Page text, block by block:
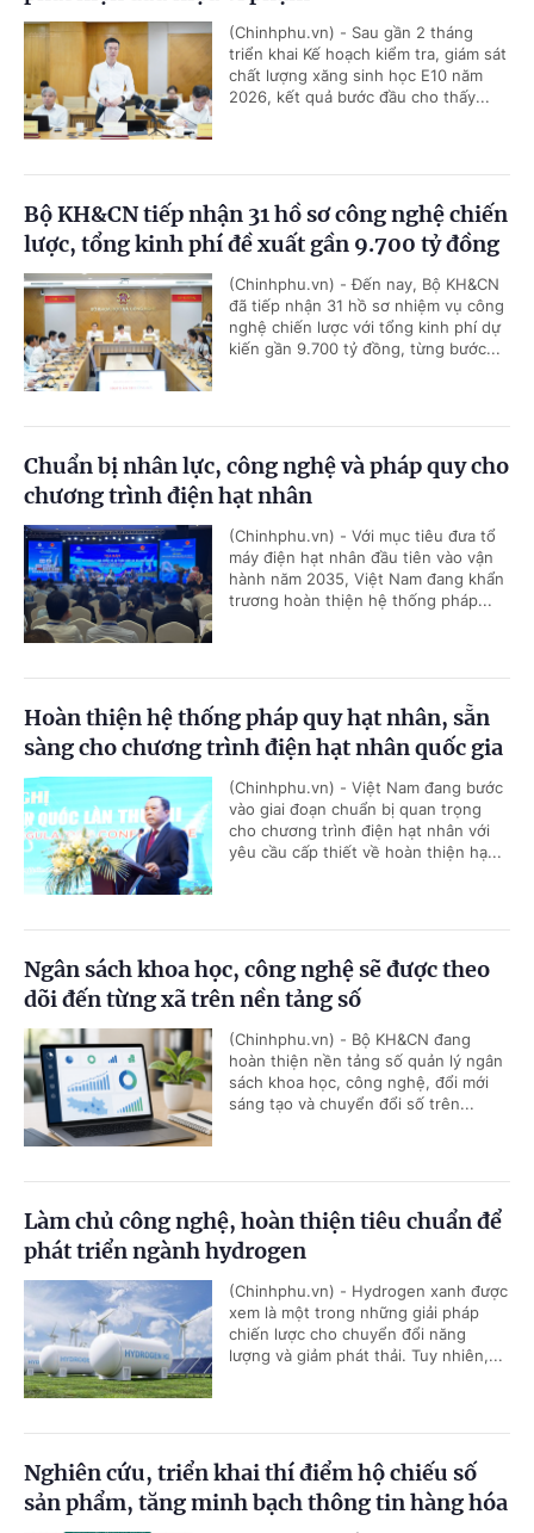
(Chinhphu.vn) - Sau gần 2 tháng
triển khai Kế hoạch kiểm tra, giám sát
chất lượng xăng sinh học E10 năm
2026, kết quả bước đầu cho thấy...
Bộ KH&CN tiếp nhận 31 hồ sơ công nghệ chiến
lược, tổng kinh phí đề xuất gần 9.700 tỷ đồng
(Chinhphu.vn) - Đến nay, Bộ KH&CN
đã tiếp nhận 31 hồ sơ nhiệm vụ công
nghệ chiến lược với tổng kinh phí dự
kiến gần 9.700 tỷ đồng, từng bước...
Chuẩn bị nhân lực, công nghệ và pháp quy cho
chương trình điện hạt nhân
(Chinhphu.vn) - Với mục tiêu đưa tổ
máy điện hạt nhân đầu tiên vào vận
hành năm 2035, Việt Nam đang khẩn
trương hoàn thiện hệ thống pháp...
Hoàn thiện hệ thống pháp quy hạt nhân, sẵn
sàng cho chương trình điện hạt nhân quốc gia
(Chinhphu.vn) - Việt Nam đang bước
vào giai đoạn chuẩn bị quan trọng
cho chương trình điện hạt nhân với
yêu cầu cấp thiết về hoàn thiện hạ...
Ngân sách khoa học, công nghệ sẽ được theo
dõi đến từng xã trên nền tảng số
(Chinhphu.vn) - Bộ KH&CN đang
hoàn thiện nền tảng số quản lý ngân
sách khoa học, công nghệ, đổi mới
sáng tạo và chuyển đổi số trên...
Làm chủ công nghệ, hoàn thiện tiêu chuẩn để
phát triển ngành hydrogen
(Chinhphu.vn) - Hydrogen xanh được
xem là một trong những giải pháp
chiến lược cho chuyển đổi năng
lượng và giảm phát thải. Tuy nhiên,...
Nghiên cứu, triển khai thí điểm hộ chiếu số
sản phẩm, tăng minh bạch thông tin hàng hóa